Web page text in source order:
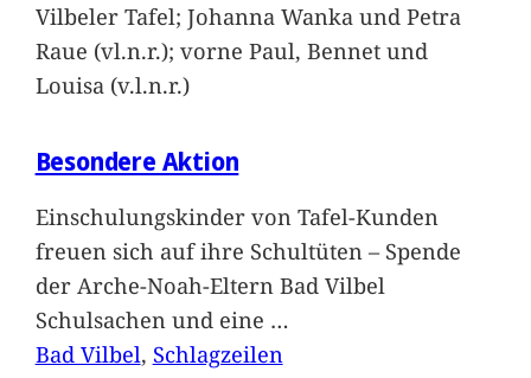
Vilbeler Tafel; Johanna Wanka und Petra
Raue (vl.n.r.); vorne Paul, Bennet und
Louisa (v.l.n.r.)
Besondere Aktion
Einschulungskinder von Tafel-Kunden
freuen sich auf ihre Schultüten – Spende
der Arche-Noah-Eltern Bad Vilbel
Schulsachen und eine …
Bad Vilbel, Schlagzeilen